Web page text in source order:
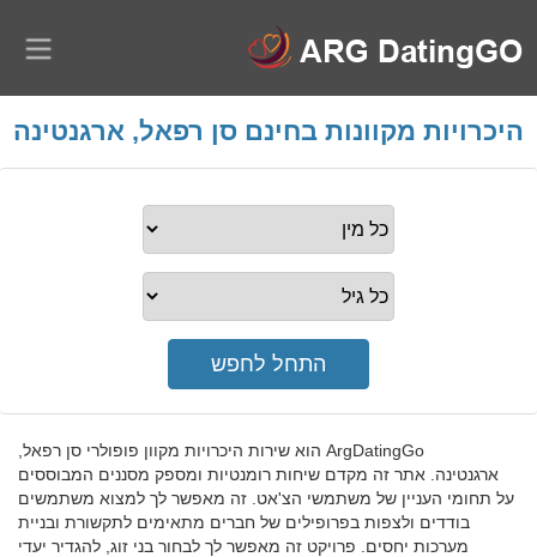
היכרויות מקוונות בחינם סן רפאל, ארגנטינה
ArgDatingGo הוא שירות היכרויות מקוון פופולרי סן רפאל,
ארגנטינה. אתר זה מקדם שיחות רומנטיות ומספק מסננים המבוססים
על תחומי העניין של משתמשי הצ'אט. זה מאפשר לך למצוא משתמשים
בודדים ולצפות בפרופילים של חברים מתאימים לתקשורת ובניית
מערכות יחסים. פרויקט זה מאפשר לך לבחור בני זוג, להגדיר יעדי